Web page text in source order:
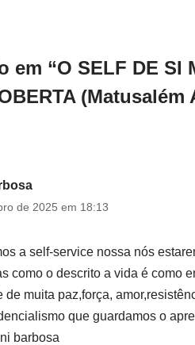
em “O SELF DE SI
(Matusalém
de 2025 em 18:13
a self-service nossa nós
como o descrito a vida é como
de muita paz,força,
que guardamos o
barbosa